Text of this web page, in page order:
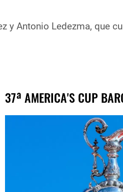
que
37ª AMERICA'S CUP